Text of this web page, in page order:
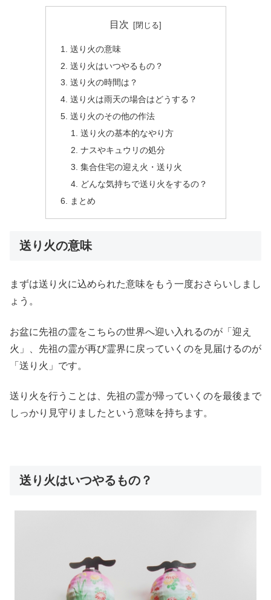
目次
送り火の意味
送り火はいつやるもの？
送り火の時間は？
送り火は雨天の場合はどうする？
送り火のその他の作法
送り火の基本的なやり方
ナスやキュウリの処分
集合住宅の迎え火・送り火
どんな気持ちで送り火をするの？
まとめ
送り火の意味
まずは送り火に込められた意味をもう一度おさらいしまし
ょう。
お盆に先祖の霊をこちらの世界へ迎い入れるのが「迎え
火」、先祖の霊が再び霊界に戻っていくのを見届けるのが
「送り火」です。
送り火を行うことは、先祖の霊が帰っていくのを最後まで
しっかり見守りましたという意味を持ちます。
送り火はいつやるもの？